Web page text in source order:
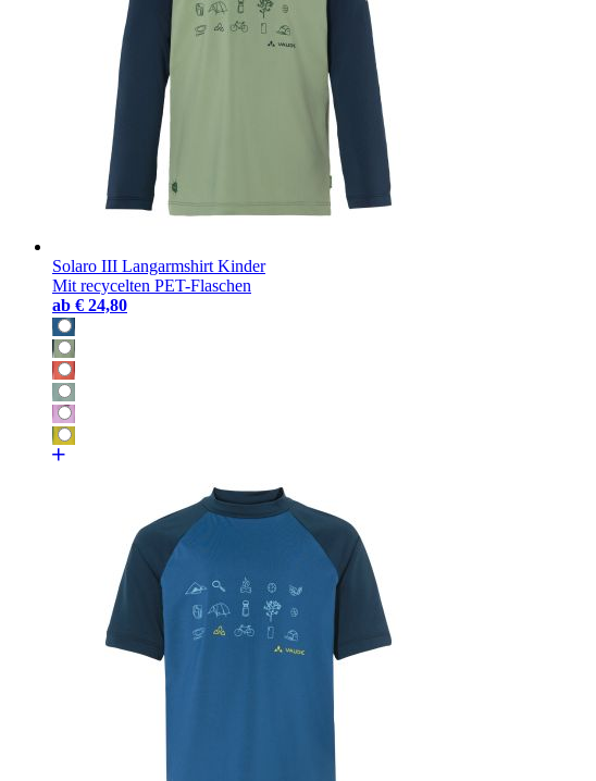
Solaro III Langarmshirt Kinder
Mit recycelten PET-Flaschen
ab € 24,80